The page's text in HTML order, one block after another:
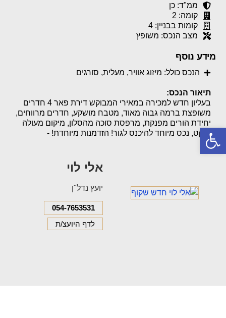
פתח סרגל נגישות
ממ"ד: כן
קומה: 2
קומות בבניין: 4
מצב הנכס: משופץ
מידע נוסף
הנכס כולל: מיזוג אוויר, מעלית, סורגים
תיאור הנכס:
בעליון חדש למכירה במאירי המבוקש דירת פאר 4 חדרים
משופצת ברמה גבוה מאוד, מטבח מושקע, חדרים מרווחים,
יחידת הורים מפנקת, מרפסת סוכה מהסלון, מיקום מעולה
ושקט, נכס מיוחד להיכנס לגור! הזדמנות מיוחדת! -
אלי לוי
יועץ נדל"ן
054-7653531
לדף היועצ/ת